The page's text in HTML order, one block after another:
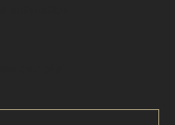
estimation
compte